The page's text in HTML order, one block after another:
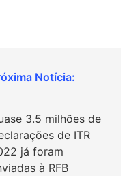
3.5 milhões de
de ITR
já foram
à RFB